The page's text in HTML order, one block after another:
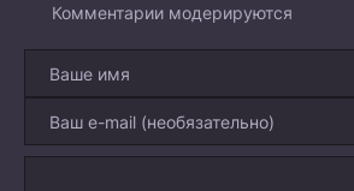
Комментарии модерируются